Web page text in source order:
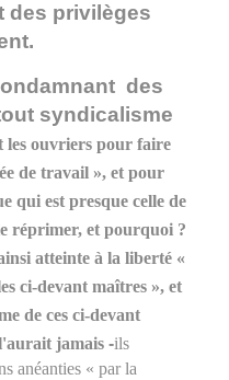
des privilèges
des
syndicalisme
les ouvriers pour faire
de travail », et pour
qui est presque celle de
réprimer, et pourquoi ?
atteinte à la liberté «
ci-devant maîtres », et
de ces ci-devant
jamais -ils
anéanties « par la